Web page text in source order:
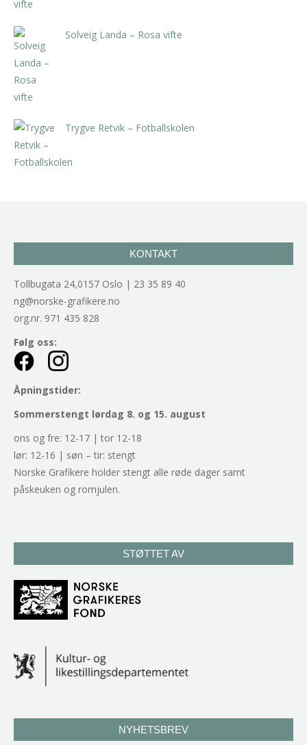
Solveig Landa – Rosa vifte
Trygve Retvik – Fotballskolen
KONTAKT
Tollbugata 24,0157 Oslo | 23 35 89 40
ng@norske-grafikere.no
org.nr. 971 435 828
Følg oss:
Åpningstider:
Sommerstengt lørdag 8. og 15. august
ons og fre: 12-17 | tor 12-18
lør: 12-16 | søn – tir: stengt
Norske Grafikere holder stengt alle røde dager samt
påskeuken og romjulen.
STØTTET AV
NYHETSBREV